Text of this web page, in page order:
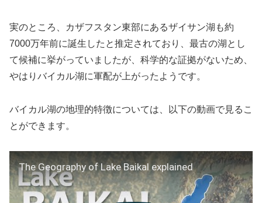
実のところ、カザフスタン東部にあるザイサン湖も約
7000万年前に誕生したと推定されており、最古の湖とし
て候補に挙がっていましたが、科学的な証拠がないため、
やはりバイカル湖に軍配が上がったようです。
バイカル湖の地理的特徴については、以下の動画で見るこ
とができます。
The Geography of Lake Baikal explained